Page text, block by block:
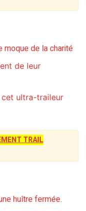
moque de la charité
de leur
cet ultra-traileur
TRAIL
huître fermée.